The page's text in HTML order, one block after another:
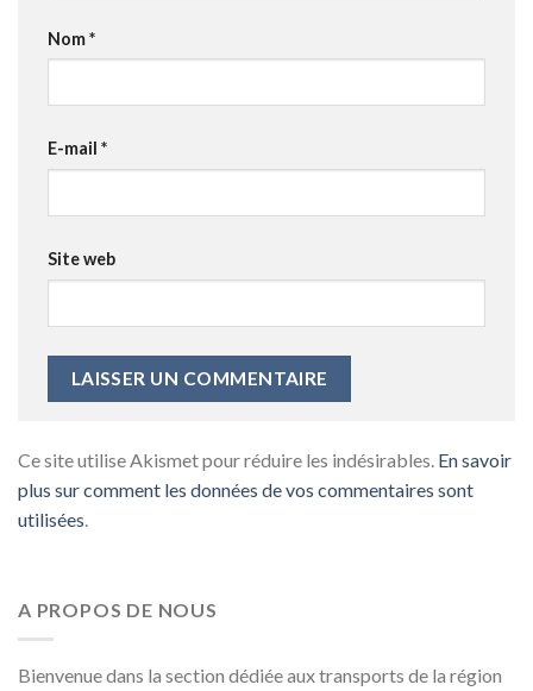
Nom*
E-mail *
Site web
Ce site utilise Akismet pour réduire les indésirables. En savoir
plus sur comment les données de vos commentaires sont
utilisées.
A PROPOS DE NOUS
Bienvenue dans la section dédiée aux transports de la région